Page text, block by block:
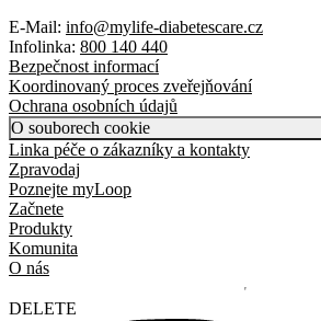
E-Mail: info@mylife-diabetescare.cz
Infolinka: 800 140 440
Bezpečnost informací
Koordinovaný proces zveřejňování
Ochrana osobních údajů
O souborech cookie
Linka péče o zákazníky a kontakty
Zpravodaj
Poznejte myLoop
Začnete
Produkty
Komunita
O nás
DELETE